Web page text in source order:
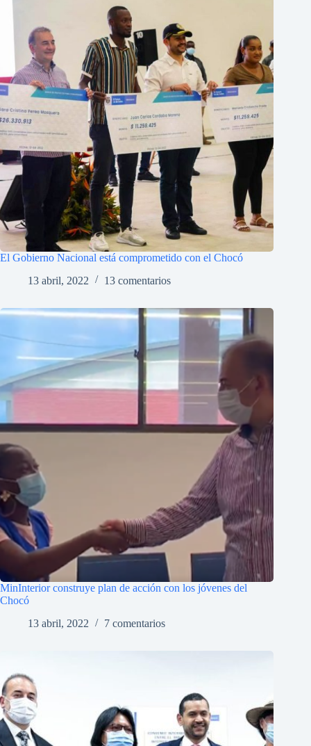
El Gobierno Nacional está comprometido con el Chocó
13 abril, 2022
13 comentarios
MinInterior construye plan de acción con los jóvenes del
Chocó
13 abril, 2022
7 comentarios